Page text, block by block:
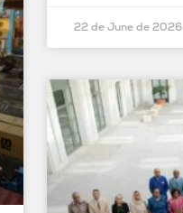
22 de June de 2026